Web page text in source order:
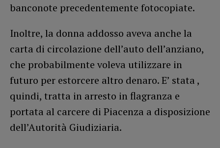
banconote precedentemente fotocopiate.
Inoltre, la donna addosso aveva anche la
carta di circolazione dell’auto dell’anziano,
che probabilmente voleva utilizzare in
futuro per estorcere altro denaro. E’ stata ,
quindi, tratta in arresto in flagranza e
portata al carcere di Piacenza a disposizione
dell’Autorità Giudiziaria.